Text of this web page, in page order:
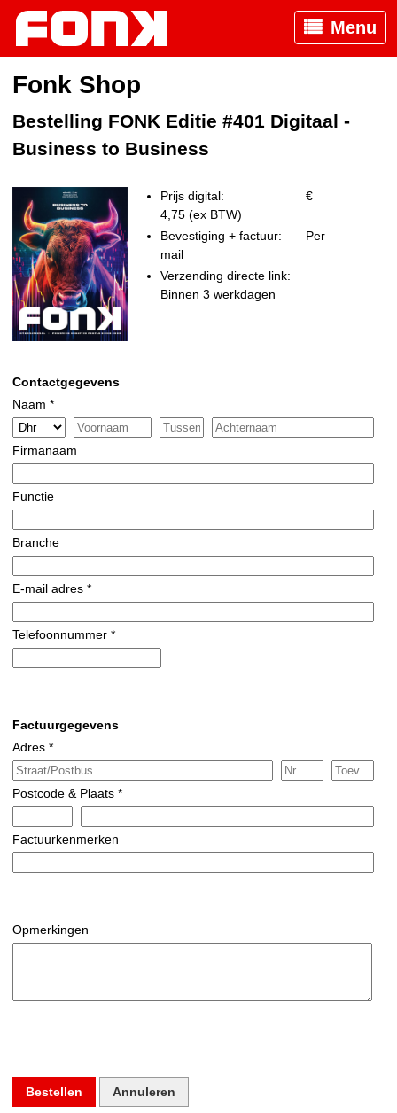
Menu
Fonk Shop
Bestelling FONK Editie #401 Digitaal -
Business to Business
Prijs digital:
€
4,75 (ex BTW)
Bevestiging + factuur:
Per
mail
Verzending directe link:
Binnen 3 werkdagen
Contactgegevens
Naam *
Firmanaam
Functie
Branche
E-mail adres *
Telefoonnummer *
Factuurgegevens
Adres *
Postcode & Plaats *
Factuurkenmerken
Opmerkingen
Bestellen Annuleren